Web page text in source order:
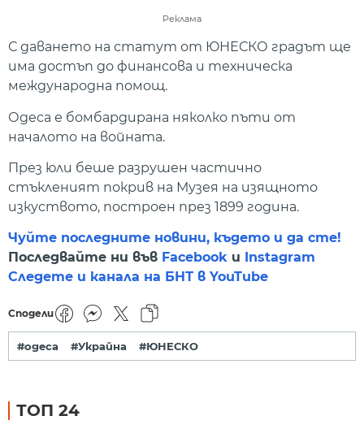
Реклама
С даването на статут от ЮНЕСКО градът ще
има достъп до финансова и техническа
международна помощ.
Одеса е бомбардирана няколко пъти от
началото на войната.
През юли беше разрушен частично
стъкленият покрив на Музея на изящното
изкуството, построен през 1899 година.
Чуйте последните новини, където и да сте!
Последвайте ни във Facebook и
Instagram
Следете и канала на БНТ в YouTube
Сподели
#одеса #Украйна #ЮНЕСКО
ТОП 24